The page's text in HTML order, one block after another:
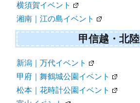
横須賀イベント
湘南｜江の島イベント
甲信越・北陸
新潟｜万代イベント
甲府｜舞鶴城公園イベント
松本｜花時計公園イベント